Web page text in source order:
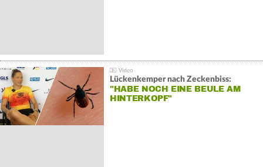
Lückenkemper nach Zeckenbiss:
"HABE NOCH EINE BEULE AM
HINTERKOPF"